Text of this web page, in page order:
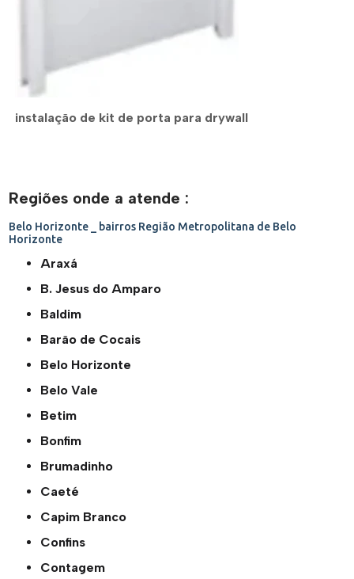
instalação de kit de porta para drywall
Regiões onde a atende :
Belo Horizonte _ bairros Região Metropolitana de Belo
Horizonte
Araxá
B. Jesus do Amparo
Baldim
Barão de Cocais
Belo Horizonte
Belo Vale
Betim
Bonfim
Brumadinho
Caeté
Capim Branco
Confins
Contagem